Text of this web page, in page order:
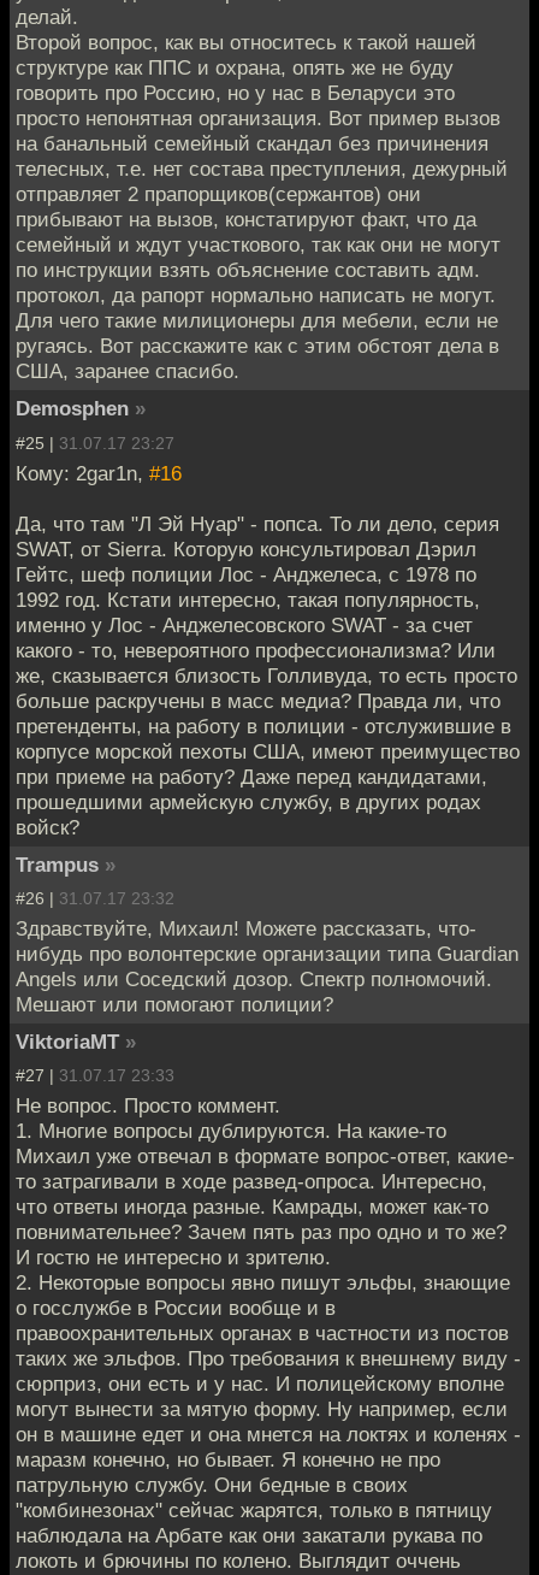
делай.
Второй вопрос, как вы относитесь к такой нашей
структуре как ППС и охрана, опять же не буду
говорить про Россию, но у нас в Беларуси это
просто непонятная организация. Вот пример вызов
на банальный семейный скандал без причинения
телесных, т.е. нет состава преступления, дежурный
отправляет 2 прапорщиков(сержантов) они
прибывают на вызов, констатируют факт, что да
семейный и ждут участкового, так как они не могут
по инструкции взять объяснение составить адм.
протокол, да рапорт нормально написать не могут.
Для чего такие милиционеры для мебели, если не
ругаясь. Вот расскажите как с этим обстоят дела в
США, заранее спасибо.
Demosphen »
#25 | 31.07.17 23:27
Кому: 2gar1n, #16
Да, что там "Л Эй Нуар" - попса. То ли дело, серия
SWAT, от Sierra. Которую консультировал Дэрил
Гейтс, шеф полиции Лос - Анджелеса, с 1978 по
1992 год. Кстати интересно, такая популярность,
именно у Лос - Анджелесовского SWAT - за счет
какого - то, невероятного профессионализма? Или
же, сказывается близость Голливуда, то есть просто
больше раскручены в масс медиа? Правда ли, что
претенденты, на работу в полиции - отслужившие в
корпусе морской пехоты США, имеют преимущество
при приеме на работу? Даже перед кандидатами,
прошедшими армейскую службу, в других родах
войск?
Trampus »
#26 | 31.07.17 23:32
Здравствуйте, Михаил! Можете рассказать, что-
нибудь про волонтерские организации типа Guardian
Angels или Соседский дозор. Спектр полномочий.
Мешают или помогают полиции?
ViktoriaMT »
#27 | 31.07.17 23:33
Не вопрос. Просто коммент.
1. Многие вопросы дублируются. На какие-то
Михаил уже отвечал в формате вопрос-ответ, какие-
то затрагивали в ходе развед-опроса. Интересно,
что ответы иногда разные. Камрады, может как-то
повнимательнее? Зачем пять раз про одно и то же?
И гостю не интересно и зрителю.
2. Некоторые вопросы явно пишут эльфы, знающие
о госслужбе в России вообще и в
правоохранительных органах в частности из постов
таких же эльфов. Про требования к внешнему виду -
сюрприз, они есть и у нас. И полицейскому вполне
могут вынести за мятую форму. Ну например, если
он в машине едет и она мнется на локтях и коленях -
маразм конечно, но бывает. Я конечно не про
патрульную службу. Они бедные в своих
"комбинезонах" сейчас жарятся, только в пятницу
наблюдала на Арбате как они закатали рукава по
локоть и брючины по колено. Выглядит оччень